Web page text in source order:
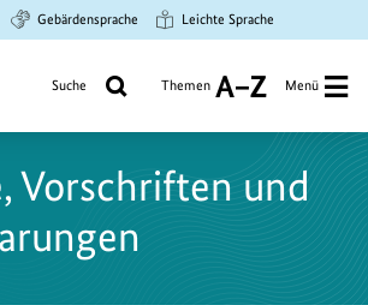
Gebärdensprache Leichte Sprache
Suche Themen
A
Z
Menü
Vorschriften und